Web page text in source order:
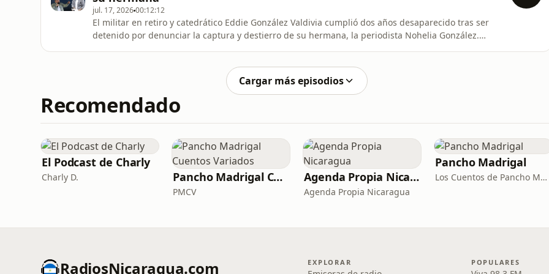
jul. 17, 202600:12:12
El militar en retiro y catedrático Eddie González Valdivia cumplió dos años desaparecido tras ser
detenido por denunciar la captura y destierro de su hermana, la periodista Nohelia González.
Cargar más episodios
Recomendado
El Podcast de Charly
Charly D. Pancho Madrigal Cuentos Variados
PMCV
Agenda Propia Nicaragua
Agenda Propia Nicaragua
Pancho Madrigal
Los Cuentos de Pancho Madrigal
RadiosNicaragua.com EXPLORAR POPULARES